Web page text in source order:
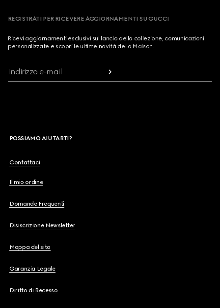
REGISTRATI PER RICEVERE AGGIORNAMENTI SU GUCCI
Ricevi aggiornamenti esclusivi sul lancio della collezione, comunicazioni
personalizzate e scopri le ultime novità della Maison.
Indirizzo e-mail
POSSIAMO AIUTARTI?
Contattaci
Il mio ordine
Domande Frequenti
Disiscrizione Newsletter
Mappa del sito
Garanzia Legale
Diritto di Recesso